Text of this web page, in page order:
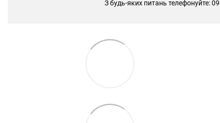
З будь-яких питань телефонуйте: